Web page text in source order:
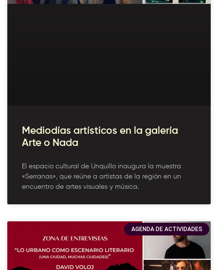
Mediodías artísticos en la galería
Arte o Nada
El espacio cultural de Unquillo inaugura la muestra
«Serranas», que reúne a artistas de la región en un
encuentro de artes visuales y música.
AGENDA DE ACTIVIDADES